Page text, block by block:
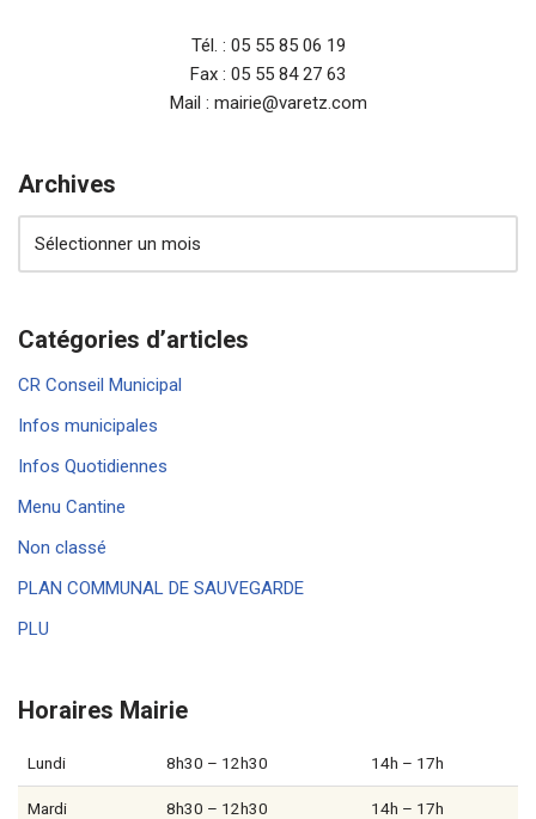
Tél. : 05 55 85 06 19
Fax : 05 55 84 27 63
Mail : mairie@varetz.com
Archives
Catégories d’articles
CR Conseil Municipal
Infos municipales
Infos Quotidiennes
Menu Cantine
Non classé
PLAN COMMUNAL DE SAUVEGARDE
PLU
Horaires Mairie
Lundi 8h30 – 12h30 14h – 17h
Mardi 8h30 – 12h30 14h – 17h